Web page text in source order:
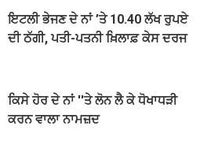
ਇਟਲੀ ਭੇਜਣ ਦੇ ਨਾਂ ’ਤੇ 10.40 ਲੱਖ ਰੁਪਏ
ਦੀ ਠੱਗੀ, ਪਤੀ-ਪਤਨੀ ਖ਼ਿਲਾਫ਼ ਕੇਸ ਦਰਜ
ਕਿਸੇ ਹੋਰ ਦੇ ਨਾਂ ''ਤੇ ਲੋਨ ਲੈ ਕੇ ਧੋਖਾਧੜੀ
ਕਰਨ ਵਾਲਾ ਨਾਮਜ਼ਦ